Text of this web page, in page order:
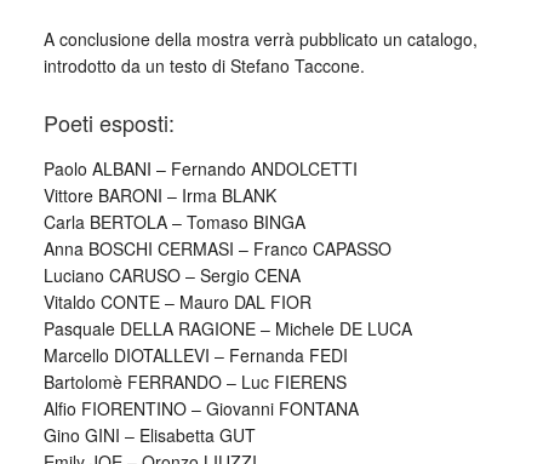
A conclusione della mostra verrà pubblicato un catalogo,
introdotto da un testo di Stefano Taccone.
Poeti esposti:
Paolo ALBANI – Fernando ANDOLCETTI
Vittore BARONI – Irma BLANK
Carla BERTOLA – Tomaso BINGA
Anna BOSCHI CERMASI – Franco CAPASSO
Luciano CARUSO – Sergio CENA
Vitaldo CONTE – Mauro DAL FIOR
Pasquale DELLA RAGIONE – Michele DE LUCA
Marcello DIOTALLEVI – Fernanda FEDI
Bartolomè FERRANDO – Luc FIERENS
Alfio FIORENTINO – Giovanni FONTANA
Gino GINI – Elisabetta GUT